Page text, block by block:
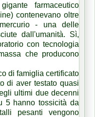
farmaceutico
contenevano oltre
- una delle
dall'umanità. Sì,
con tecnologia
che producono
di famiglia certificato
di aver testato quasi
ultimi due decenni
5 hanno tossicità da
pesanti vengono